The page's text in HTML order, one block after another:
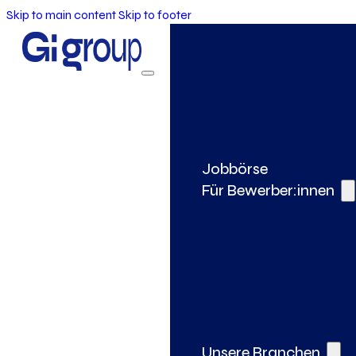
Skip to main contentSkip to footer
Jobbörse
Für Bewerber:innen